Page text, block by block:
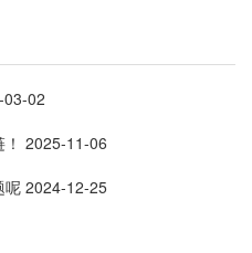
02
2025-11-06
呢 2024-12-25